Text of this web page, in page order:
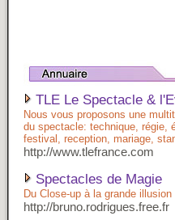
TLE Le Spectacle &
Nous vous proposons une
du spectacle: technique, régie,
festival, reception, mariage,
http://www.tlefrance.com
Spectacles de Magie
Du Close-up à la grande illusion
http://bruno.rodrigues.free.fr